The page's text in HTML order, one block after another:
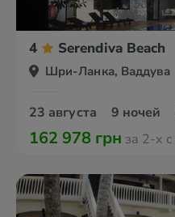
4 Serendiva Beach
Шри-Ланка, Ваддува
23 августа 9 ночей
162 978 грн за 2-х